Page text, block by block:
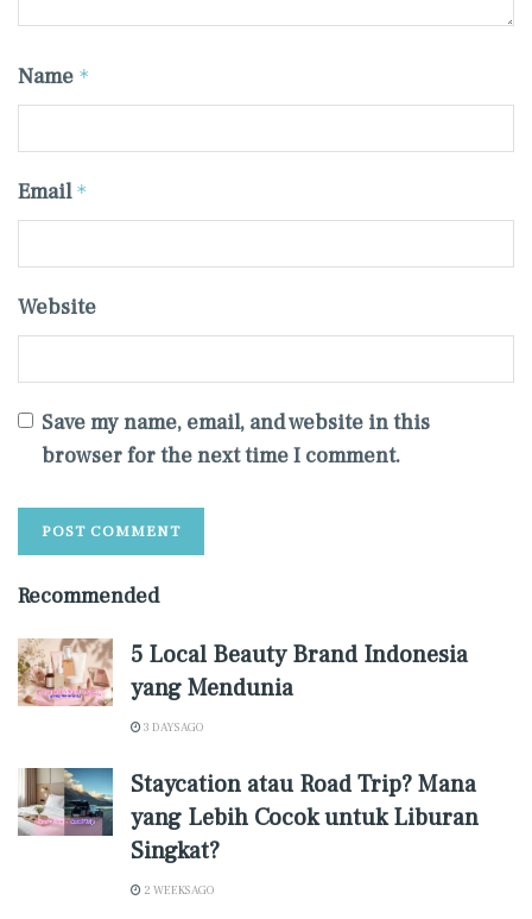
Name *
Email *
Website
Save my name, email, and website in this
browser for the next time I comment.
Recommended
5 Local Beauty Brand Indonesia
yang Mendunia
3 DAYS AGO
Staycation atau Road Trip? Mana
yang Lebih Cocok untuk Liburan
Singkat?
2 WEEKS AGO